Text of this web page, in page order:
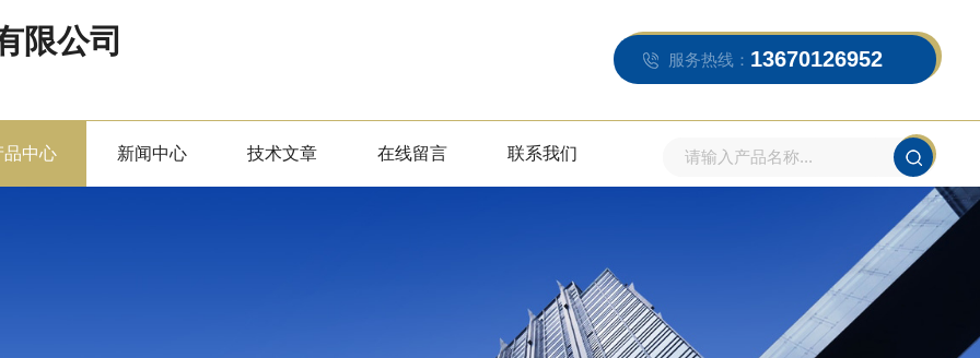
限公司
服务热线： 13670126952
品中心 新闻中心 技术文章 在线留言 联系我们